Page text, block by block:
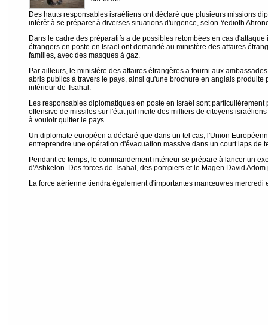
Des hauts responsables israéliens ont déclaré que plusieurs missions
intérêt à se préparer à diverses situations d'urgence, selon Yedioth
Dans le cadre des préparatifs a de possibles retombées en cas
étrangers en poste en Israël ont demandé au ministère des affaires
familles, avec des masques à gaz.
Par ailleurs, le ministère des affaires étrangères a fourni aux
abris publics à travers le pays, ainsi qu'une brochure en anglais produite
intérieur de Tsahal.
Les responsables diplomatiques en poste en Israël sont
offensive de missiles sur l'état juif incite des milliers de citoyens
à vouloir quitter le pays.
Un diplomate européen a déclaré que dans un tel cas, l'Union
entreprendre une opération d'évacuation massive dans un court laps de
Pendant ce temps, le commandement intérieur se prépare à lancer un
d'Ashkelon. Des forces de Tsahal, des pompiers et le Magen David
La force aérienne tiendra également d'importantes manœuvres mercredi